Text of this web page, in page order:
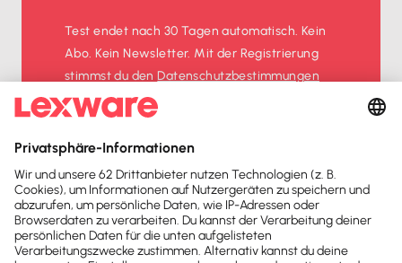
Test endet nach 30 Tagen automatisch. Kein
Abo. Kein Newsletter. Mit der Registrierung
stimmst du denDatenschutz­bestimmungen
und denAGBzu.
Sofort50%